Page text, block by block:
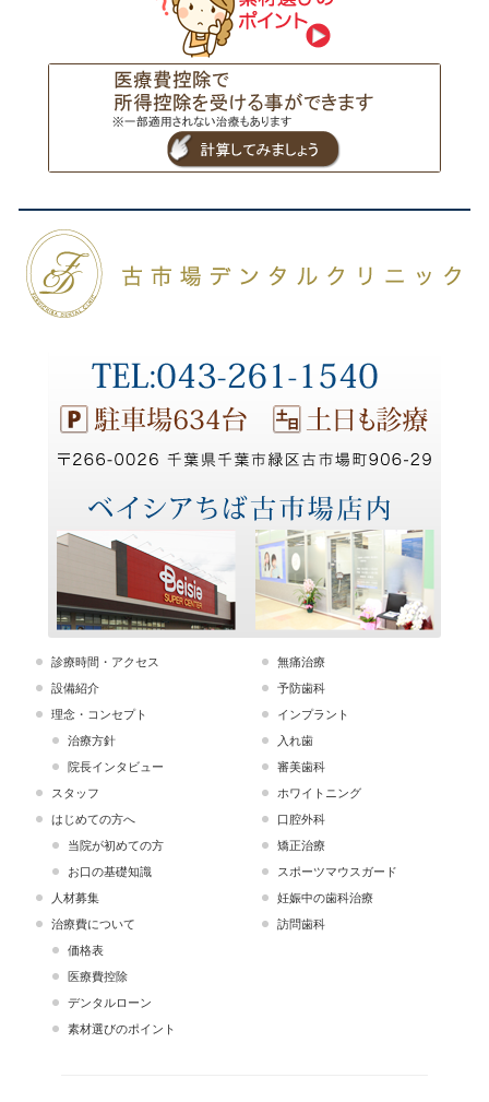
診療時間・アクセス
設備紹介
理念・コンセプト
治療方針
院長インタビュー
スタッフ
はじめての方へ
当院が初めての方
お口の基礎知識
人材募集
治療費について
価格表
医療費控除
デンタルローン
素材選びのポイント
無痛治療
予防歯科
インプラント
入れ歯
審美歯科
ホワイトニング
口腔外科
矯正治療
スポーツマウスガード
妊娠中の歯科治療
訪問歯科